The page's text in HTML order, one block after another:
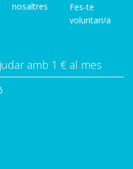
nosaltres
Fes-te
voluntari/a
amb 1 € al mes